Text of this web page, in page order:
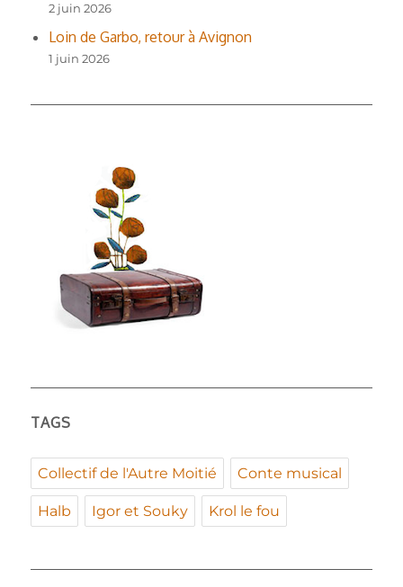
2 juin 2026
Loin de Garbo, retour à Avignon
1 juin 2026
TAGS
Collectif de l'Autre Moitié Conte musical
Halb Igor et Souky Krol le fou